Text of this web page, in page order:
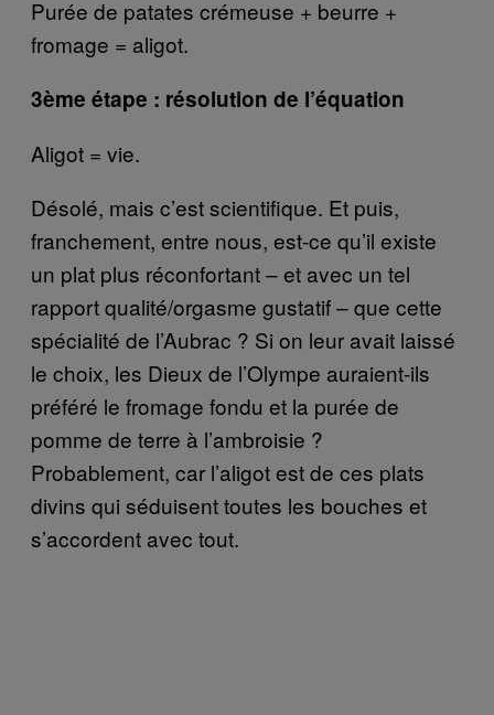
Purée de patates crémeuse + beurre +
fromage = aligot.
3ème étape : résolution de l’équation
Aligot = vie.
Désolé, mais c’est scientifique. Et puis,
franchement, entre nous, est-ce qu’il existe
un plat plus réconfortant – et avec un tel
rapport qualité/orgasme gustatif – que cette
spécialité de l’Aubrac ? Si on leur avait laissé
le choix, les Dieux de l’Olympe auraient-ils
préféré le fromage fondu et la purée de
pomme de terre à l’ambroisie ?
Probablement, car l’aligot est de ces plats
divins qui séduisent toutes les bouches et
s’accordent avec tout.